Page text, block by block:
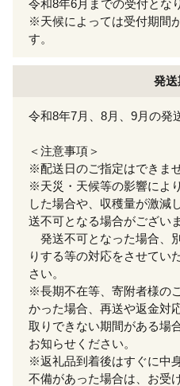
令和8年6月までの受付とな
※天候によっては受付期間
す。
発送
令和8年7月、8月、9月の発
＜注意事項＞
※配送日のご指定はできませ
※天災・天候等の影響によ
した場合や、収穫量が激減
送不可となる場合がございま
発送不可となった場合、
りする等の対応をさせてい
さい。
※長期不在等、寄附者様の
かった場合、再送や返金対
取りできない期間がある場
お知らせください。
※返礼品到着後はすぐに中
不備があった場合は、お受